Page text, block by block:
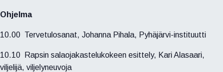
Ohjelma
10.00 Tervetulosanat, Johanna Pihala, Pyhäjärvi-instituutti
10.10 Rapsin salaojakastelukokeen esittely, Kari Alasaari,
viljelijä, viljelyneuvoja